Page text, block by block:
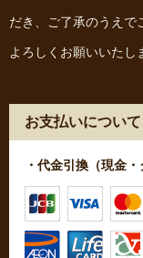
だき、ご了承のうえで
よろしくお願いいたし
お支払いについて
・代金引換（現金